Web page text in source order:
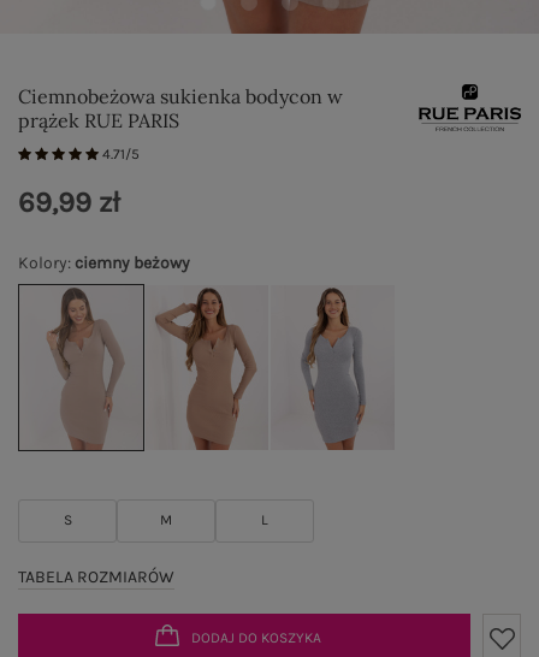
Ciemnobeżowa sukienka bodycon w
prążek RUE PARIS
4.71/5
Kolory: ciemny beżowy
S M L
TABELA ROZMIARÓW
69,99 zł
DODAJ DO KOSZYKA